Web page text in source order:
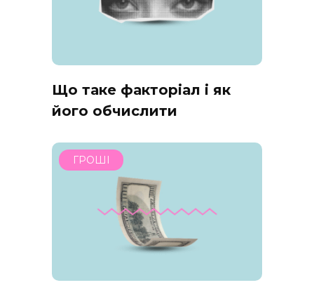
Що таке факторіал і як
його обчислити
ГРОШІ